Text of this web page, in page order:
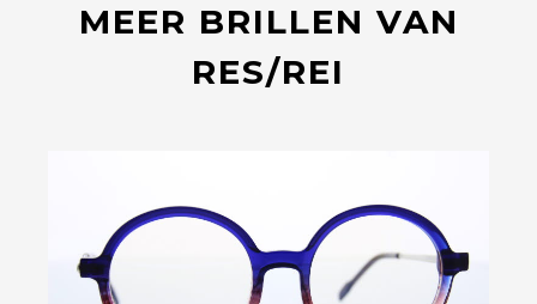
MEER BRILLEN VAN
RES/REI
Bekijk deze bril